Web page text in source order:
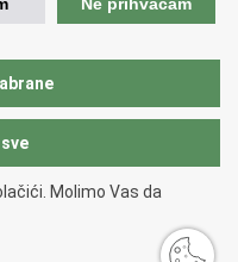
inovacije i investicije
/
Izjava o pristupačnosti.
Molimo Vas da